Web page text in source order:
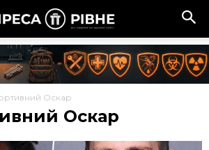
Оскар
Оскар